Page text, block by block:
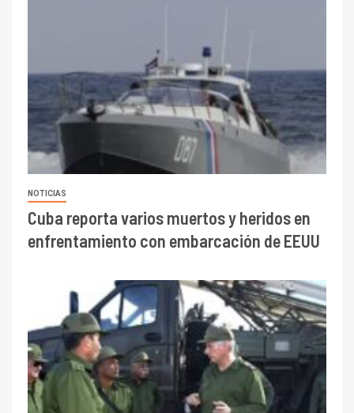
NOTICIAS
Cuba reporta varios muertos y heridos en
enfrentamiento con embarcación de EEUU